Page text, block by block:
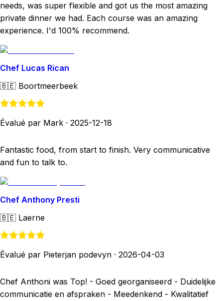
needs, was super flexible and got us the most amazing
private dinner we had. Each course was an amazing
experience. I'd 100% recommend.
Chef Lucas Rican
🇧🇪 Boortmeerbeek
Évalué par Mark · 2025-12-18
Fantastic food, from start to finish. Very communicative
and fun to talk to.
Chef Anthony Presti
🇧🇪 Laerne
Évalué par Pieterjan podevyn · 2026-04-03
Chef Anthoni was Top! - Goed georganiseerd - Duidelijke
communicatie en afspraken - Meedenkend - Kwalitatief